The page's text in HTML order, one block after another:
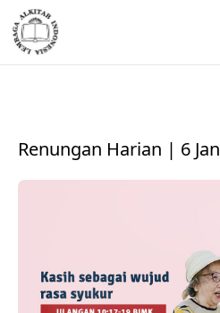
Renungan Harian | 6